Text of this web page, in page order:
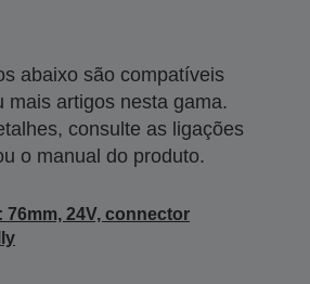
abaixo são compatíveis
mais artigos nesta gama.
consulte as ligações
o manual do produto.
76mm, 24V, connector